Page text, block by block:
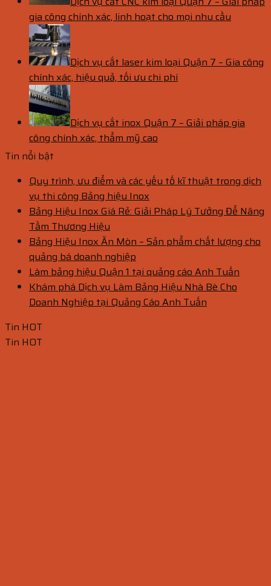
gia công chính xác, linh hoạt cho mọi nhu cầu
Dịch vụ cắt laser kim loại Quận 7 – Gia công
chính xác, hiệu quả, tối ưu chi phí
Dịch vụ cắt inox Quận 7 – Giải pháp gia
công chính xác, thẩm mỹ cao
Tin nổi bật
Quy trình, ưu điểm và các yếu tố kĩ thuật trong dịch
vụ thi công Bảng hiệu Inox
Bảng Hiệu Inox Giá Rẻ: Giải Pháp Lý Tưởng Để Nâng
Tầm Thương Hiệu
Bảng Hiệu Inox Ăn Mòn – Sản phẩm chất lượng cho
quảng bá doanh nghiệp
Làm bảng hiệu Quận 1 tại quảng cáo Anh Tuấn
Khám phá Dịch vụ Làm Bảng Hiệu Nhà Bè Cho
Doanh Nghiệp tại Quảng Cáo Anh Tuấn
Tin HOT
Tin HOT